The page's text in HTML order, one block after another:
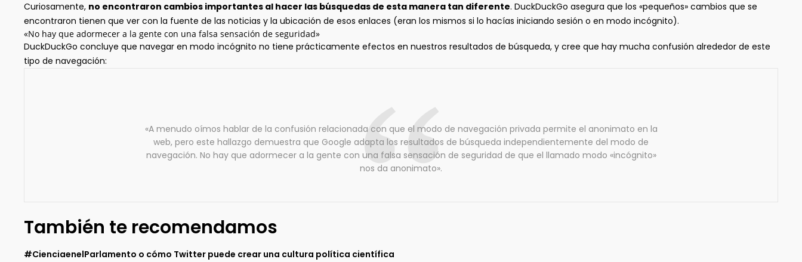
Curiosamente, no encontraron cambios importantes al hacer las búsquedas de esta manera tan diferente. DuckDuckGo asegura que los «pequeños» cambios que se
encontraron tienen que ver con la fuente de las noticias y la ubicación de esos enlaces (eran los mismos si lo hacías iniciando sesión o en modo incógnito).
«No hay que adormecer a la gente con una falsa sensación de seguridad»
DuckDuckGo concluye que navegar en modo incógnito no tiene prácticamente efectos en nuestros resultados de búsqueda, y cree que hay mucha confusión alrededor de este
tipo de navegación:
«A menudo oímos hablar de la confusión relacionada con que el modo de navegación privada permite el anonimato en la
web, pero este hallazgo demuestra que Google adapta los resultados de búsqueda independientemente del modo de
navegación. No hay que adormecer a la gente con una falsa sensación de seguridad de que el llamado modo «incógnito»
nos da anonimato».
También te recomendamos
#CienciaenelParlamento o cómo Twitter puede crear una cultura política científica